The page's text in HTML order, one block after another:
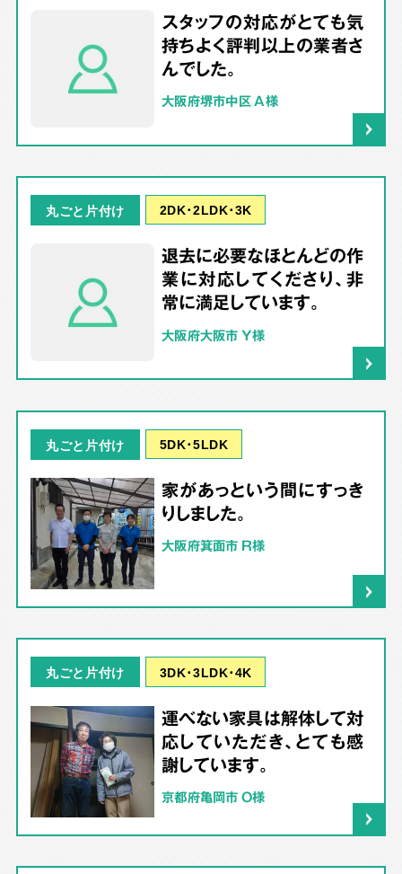
スタッフの対応がとても気
持ちよく評判以上の業者さ
んでした。
大阪府堺市中区 A様
丸ごと片付け 2DK･2LDK･3K
退去に必要なほとんどの作
業に対応してくださり、非
常に満足しています。
大阪府大阪市 Y様
丸ごと片付け 5DK･5LDK
家があっという間にすっき
りしました。
大阪府箕面市 R様
丸ごと片付け 3DK･3LDK･4K
運べない家具は解体して対
応していただき、とても感
謝しています。
京都府亀岡市 O様